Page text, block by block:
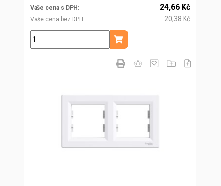
Vaše cena s DPH
Vaše cena bez DPH
24,66 Kč
20,38 Kč
ks
Přidat do košíku